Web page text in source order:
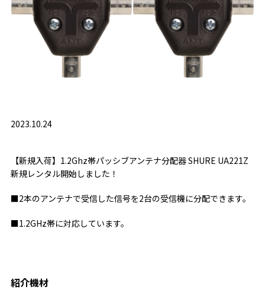
2023.10.24
【新規入荷】1.2Ghz帯パッシブアンテナ分配器 SHURE UA221Z
新規レンタル開始しました！
■2本のアンテナで受信した信号を2台の受信機に分配できます。
■1.2GHz帯に対応しています。
紹介機材